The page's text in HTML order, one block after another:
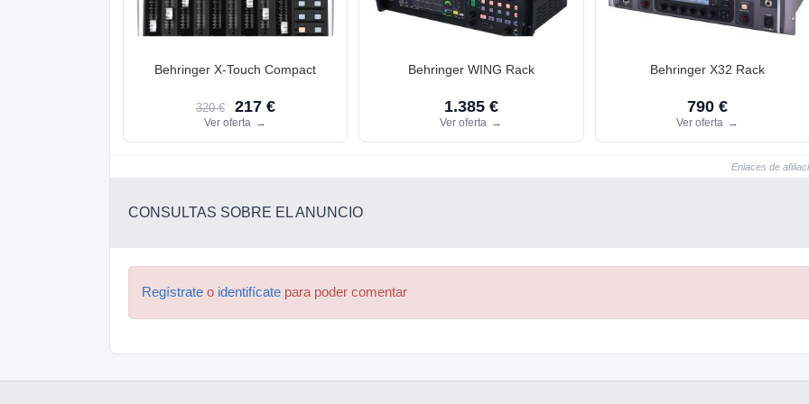
Behringer X-Touch Compact
320 € 217 €
Ver oferta →
Behringer WING Rack
1.385 €
Ver oferta →
Behringer X32 Rack
790 €
Ver oferta →
Enlaces de
CONSULTAS SOBRE EL ANUNCIO
Regístrate o identifícate para poder comentar